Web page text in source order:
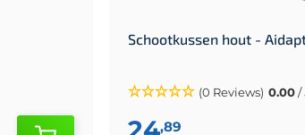
Schootkussen hout -
(0 Reviews) 0.00/
,89